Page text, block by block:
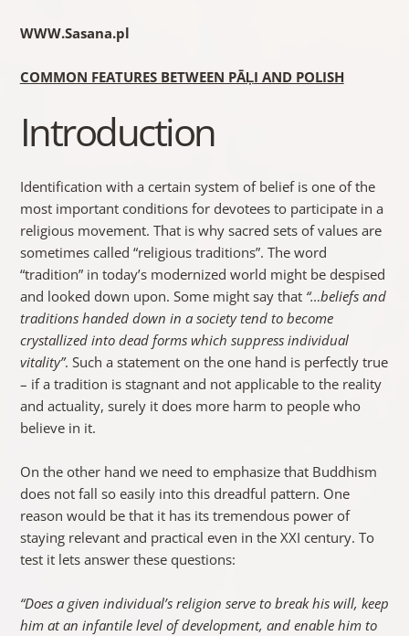
WWW.Sasana.pl
COMMON FEATURES BETWEEN PĀḶI AND POLISH
Introduction
Identification with a certain system of belief is one of the
most important conditions for devotees to participate in a
religious movement. That is why sacred sets of values are
sometimes called “religious traditions”. The word
“tradition” in today’s modernized world might be despised
and looked down upon. Some might say that “…beliefs and
traditions handed down in a society tend to become
crystallized into dead forms which suppress individual
vitality”. Such a statement on the one hand is perfectly true
– if a tradition is stagnant and not applicable to the reality
and actuality, surely it does more harm to people who
believe in it.
On the other hand we need to emphasize that Buddhism
does not fall so easily into this dreadful pattern. One
reason would be that it has its tremendous power of
staying relevant and practical even in the XXI century. To
test it lets answer these questions:
“Does a given individual’s religion serve to break his will, keep
him at an infantile level of development, and enable him to